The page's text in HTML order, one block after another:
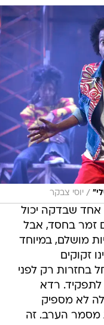
/ יוסי צבקר
אחד שבדקה יכול
זמר בחסד, אבל
מושלם, במיוחד
זקוקים
בחזרות רק לפני
לתפקיד. רדא
לא מספיק
מסמר הערב. זה